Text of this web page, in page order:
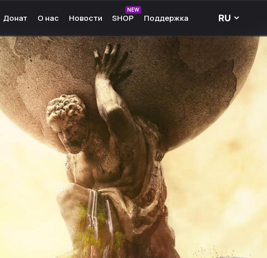
игры
игры
игры
для игр
Android
к играм
Донат О нас
О нас
Команда
Культура
Партнёры
Карьера
Ресурсы
Сообщество
Новости SHOP
NEW
Поддержка